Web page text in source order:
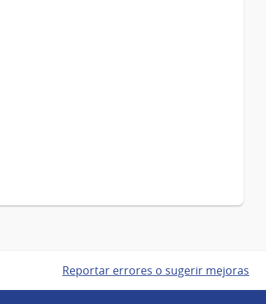
Reportar errores o sugerir mejoras